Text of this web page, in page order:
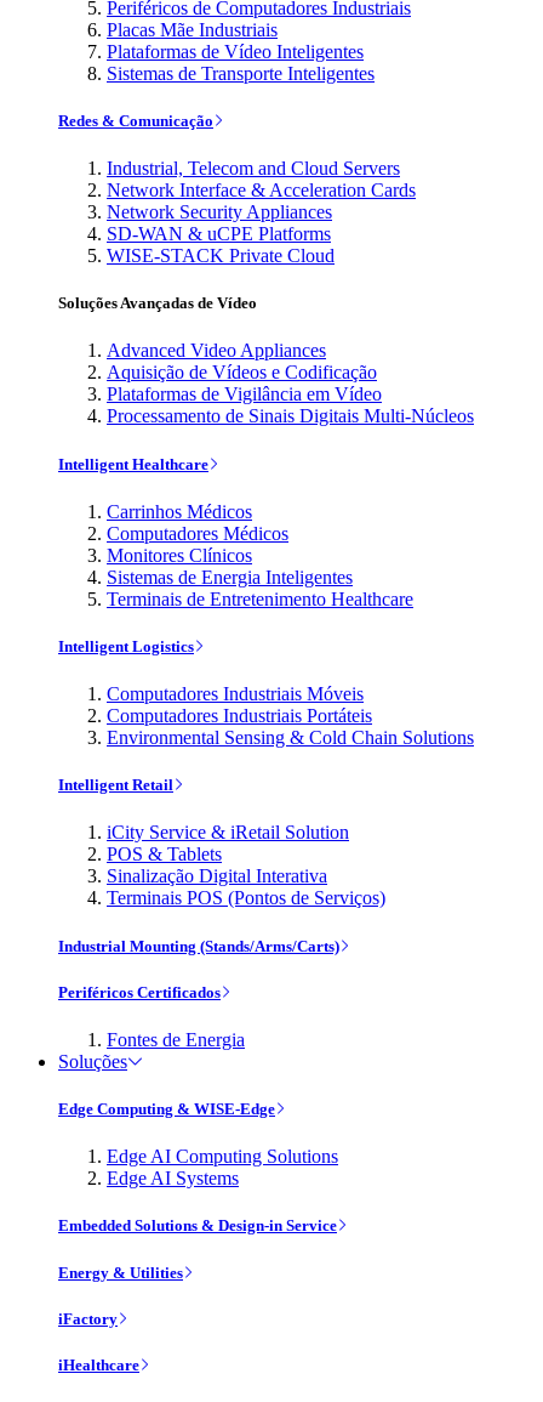
Periféricos de Computadores Industriais
Placas Mãe Industriais
Plataformas de Vídeo Inteligentes
Sistemas de Transporte Inteligentes
Redes & Comunicação
Industrial, Telecom and Cloud Servers
Network Interface & Acceleration Cards
Network Security Appliances
SD-WAN & uCPE Platforms
WISE-STACK Private Cloud
Soluções Avançadas de Vídeo
Advanced Video Appliances
Aquisição de Vídeos e Codificação
Plataformas de Vigilância em Vídeo
Processamento de Sinais Digitais Multi-Núcleos
Intelligent Healthcare
Carrinhos Médicos
Computadores Médicos
Monitores Clínicos
Sistemas de Energia Inteligentes
Terminais de Entretenimento Healthcare
Intelligent Logistics
Computadores Industriais Móveis
Computadores Industriais Portáteis
Environmental Sensing & Cold Chain Solutions
Intelligent Retail
iCity Service & iRetail Solution
POS & Tablets
Sinalização Digital Interativa
Terminais POS (Pontos de Serviços)
Industrial Mounting (Stands/Arms/Carts)
Periféricos Certificados
Fontes de Energia
Soluções
Edge Computing & WISE-Edge
Edge AI Computing Solutions
Edge AI Systems
Embedded Solutions & Design-in Service
Energy & Utilities
iFactory
iHealthcare